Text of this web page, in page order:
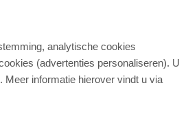
analytische cookies
(advertenties personaliseren). U
Meer informatie hierover vindt u via